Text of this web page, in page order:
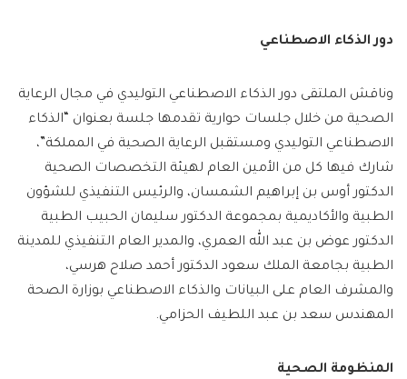
دور الذكاء الاصطناعي
وناقش الملتقى دور الذكاء الاصطناعي التوليدي في مجال الرعاية
الصحية من خلال جلسات حوارية تقدمها جلسة بعنوان “الذكاء
الاصطناعي التوليدي ومستقبل الرعاية الصحية في المملكة”،
شارك فيها كل من الأمين العام لهيئة التخصصات الصحية
الدكتور أوس بن إبراهيم الشمسان، والرئيس التنفيذي للشؤون
الطبية والأكاديمية بمجموعة الدكتور سليمان الحبيب الطبية
الدكتور عوض بن عبد الله العمري، والمدير العام التنفيذي للمدينة
الطبية بجامعة الملك سعود الدكتور أحمد صلاح هرسي،
والمشرف العام على البيانات والذكاء الاصطناعي بوزارة الصحة
المهندس سعد بن عبد اللطيف الحزامي.
المنظومة الصحية